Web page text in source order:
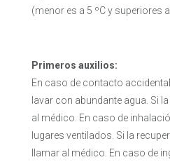
(menor es a 5 ºC y superiores
Primeros auxilios:
En caso de contacto
lavar con abundante agua. Si
al médico. En caso de
lugares ventilados. Si la
llamar al médico. En caso de